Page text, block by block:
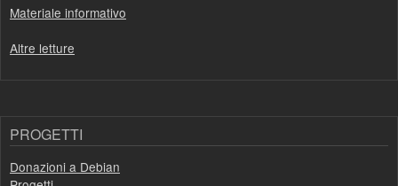
Materiale informativo
Altre letture
PROGETTI
Donazioni a Debian